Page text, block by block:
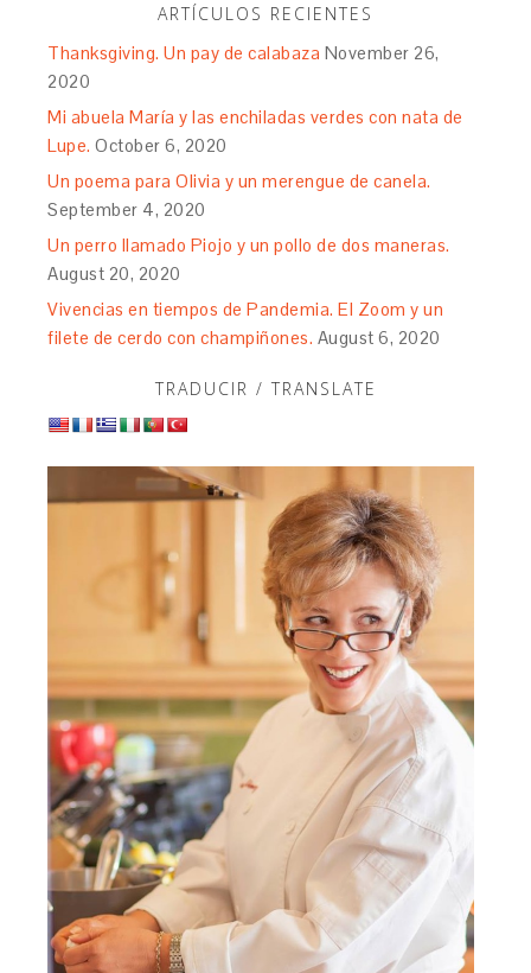
ARTÍCULOS RECIENTES
Thanksgiving. Un pay de calabaza November 26,
2020
Mi abuela María y las enchiladas verdes con nata de
Lupe. October 6, 2020
Un poema para Olivia y un merengue de canela.
September 4, 2020
Un perro llamado Piojo y un pollo de dos maneras.
August 20, 2020
Vivencias en tiempos de Pandemia. El Zoom y un
filete de cerdo con champiñones. August 6, 2020
TRADUCIR / TRANSLATE